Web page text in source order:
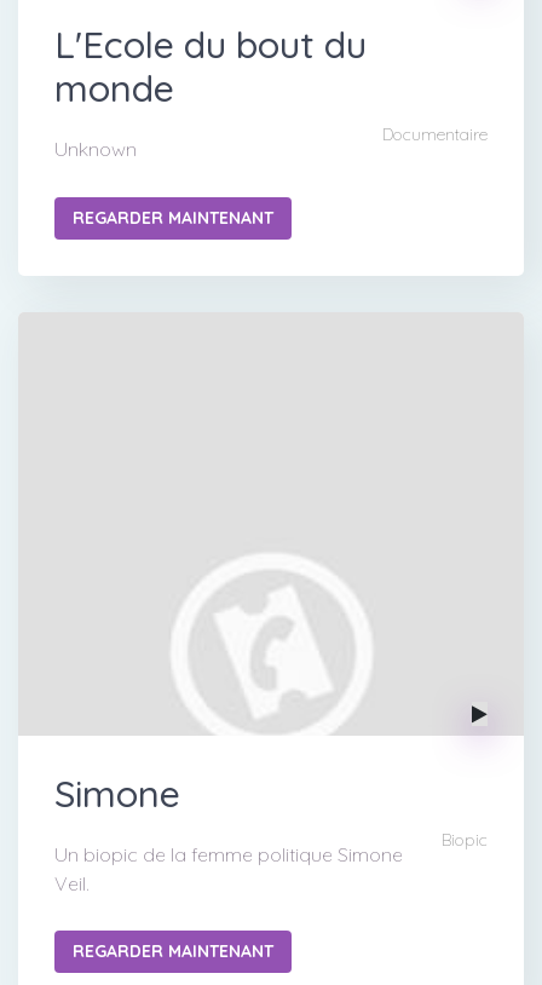
L'Ecole du bout du
monde
Documentaire
Unknown
REGARDER MAINTENANT
Simone
Biopic
Un biopic de la femme politique Simone
Veil.
REGARDER MAINTENANT